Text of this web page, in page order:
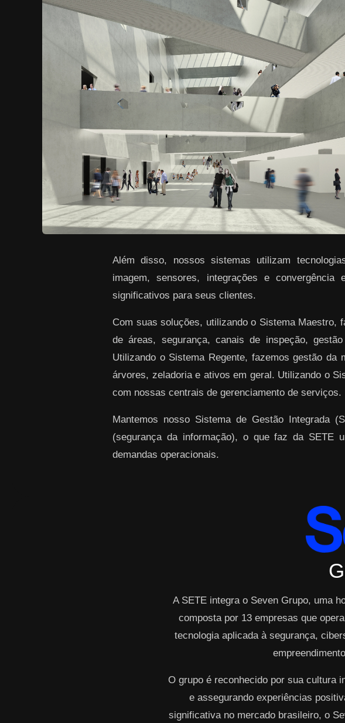
Além disso, nossos sistemas utilizam
imagem, sensores, integrações e
significativos para seus clientes.
Com suas soluções, utilizando o Sistema Maestro,
de áreas, segurança, canais de inspeção,
Utilizando o Sistema Regente, fazemos gestão
árvores, zeladoria e ativos em geral. Utilizando o
com nossas centrais de gerenciamento de serviços.
Mantemos nosso Sistema de Gestão Integrada
(segurança da informação), o que faz da SETE
demandas operacionais.
A SETE integra o Seven Grupo, uma
composta por 13 empresas que
tecnologia aplicada à segurança,
O grupo é reconhecido por sua cultura
e assegurando experiências
significativa no mercado brasileiro, o